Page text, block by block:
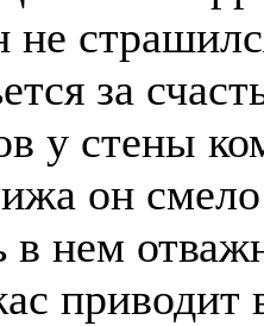
за
у стены
он смело
нем
приводит